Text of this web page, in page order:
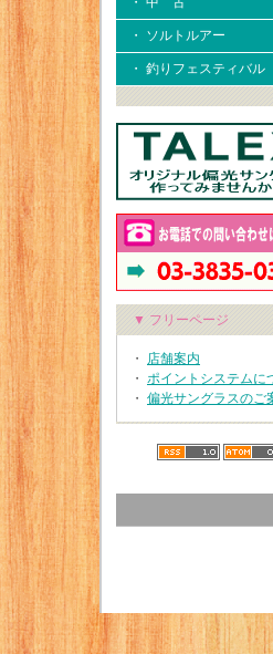
・ ソルトルアー
・ 釣りフェスティバル
▼ フリーページ
・ 店舗案内
・ ポイントシステムに
・ 偏光サングラスのご